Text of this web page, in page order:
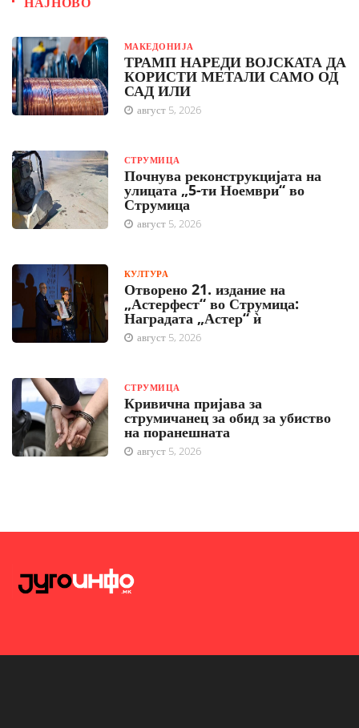
МАКЕДОНИЈА
ТРАМП НАРЕДИ ВОЈСКАТА ДА
КОРИСТИ МЕТАЛИ САМО ОД
САД ИЛИ
август 5, 2026
СТРУМИЦА
Почнува реконструкцијата на
улицата „5-ти Ноември“ во
Струмица
август 5, 2026
КУЛТУРА
Отворено 21. издание на
„Астерфест“ во Струмица:
Наградата „Астер“ ѝ
август 5, 2026
СТРУМИЦА
Кривична пријава за
струмичанец за обид за убиство
на поранешната
август 5, 2026